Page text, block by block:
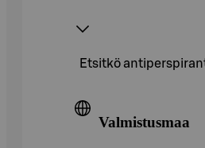
Etsitkö
Valmistusmaa